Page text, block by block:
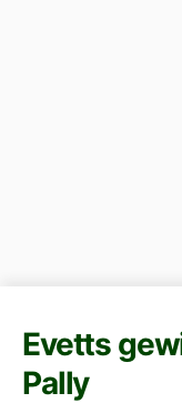
Evetts
Pally